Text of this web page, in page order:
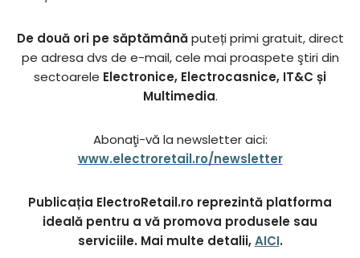
De două ori pe săptămânăputeți primi gratuit, direct
pe adresa dvs de e-mail, cele mai proaspete ştiri din
sectoarele Electronice, Electrocasnice, IT&C și
Multimedia.
Abonaţi-vă la newsletter aici:
www.electroretail.ro/newsletter
Publicația ElectroRetail.ro reprezintă platforma
ideală pentru a vă promova produsele sau
serviciile. Mai multe detalii,AICI.